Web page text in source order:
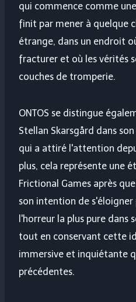
qui commence comme
finit par mener à quelque
étrange, dans un endroit
fracturer et où les vérités
couches de tromperie.
ONTOS se distingue
Stellan Skarsgård dans
qui a attiré l'attention
plus, cela représente une
Frictional Games après
son intention de
l'horreur la plus pure dans
tout en conservant cette
immersive et inquiétante
précédentes.